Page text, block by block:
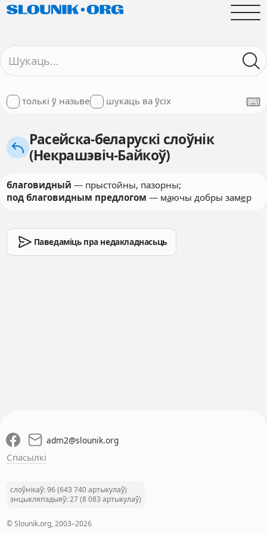
толькі ў назьве шукаць ва ўсіх
Расейска-беларускі слоўнік
(Некрашэвіч-Байкоў)
благовидный — прыстойны, пазорны;
под благовидным предлогом — маючы добры замер
Паведаміць пра недакладнасьць
adm2@slounik.org
Спасылкі
слоўнікаў: 96 (643 740 артыкулаў)
энцыкляпэдыяў: 27 (8 083 артыкулаў)
© Slounik.org, 2003–2026